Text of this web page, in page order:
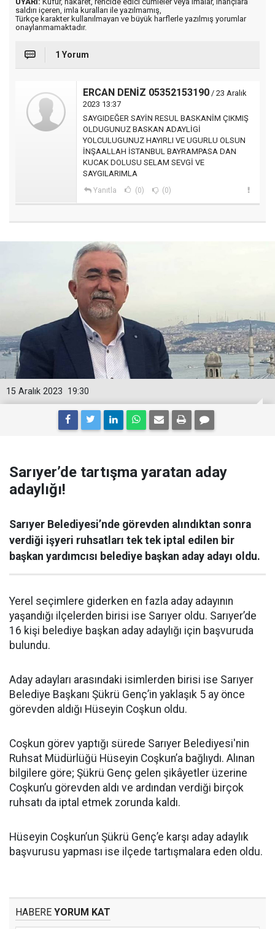
saldırı içeren, imla kuralları ile yazılmamış,
Türkçe karakter kullanılmayan ve büyük harflerle yazılmış yorumlar
onaylanmamaktadır.
1 Yorum
ERCAN DENİZ 05352153190 / 23 Aralık
2023 13:37
SAYGIDEĞER SAYİN RESUL BASKANİM ÇIKMIŞ
OLDUGUNUZ BASKAN ADAYLİGİ
YOLCULUGUNUZ HAYIRLI VE UGURLU OLSUN
İNŞAALLAH İSTANBUL BAYRAMPASA DAN
KUCAK DOLUSU SELAM SEVGİ VE
SAYGILARIMLA
Yanıtla (0) (0)
19:30
15 Aralık 2023
Sarıyer’de tartışma yaratan aday
adaylığı!
Sarıyer Belediyesi’nde görevden alındıktan sonra
verdiği işyeri ruhsatları tek tek iptal edilen bir
başkan yardımcısı belediye başkan aday adayı oldu.
Yerel seçimlere giderken en fazla aday adayının
yaşandığı ilçelerden birisi ise Sarıyer oldu. Sarıyer’de
16 kişi belediye başkan aday adaylığı için başvuruda
bulundu.
Aday adayları arasındaki isimlerden birisi ise Sarıyer
Belediye Başkanı Şükrü Genç’in yaklaşık 5 ay önce
görevden aldığı Hüseyin Coşkun oldu.
Coşkun görev yaptığı sürede Sarıyer Belediyesi'nin
Ruhsat Müdürlüğü Hüseyin Coşkun’a bağlıydı. Alınan
bilgilere göre; Şükrü Genç gelen şikâyetler üzerine
Coşkun’u görevden aldı ve ardından verdiği birçok
ruhsatı da iptal etmek zorunda kaldı.
Hüseyin Coşkun’un Şükrü Genç’e karşı aday adaylık
başvurusu yapması ise ilçede tartışmalara eden oldu.
HABERE YORUM KAT